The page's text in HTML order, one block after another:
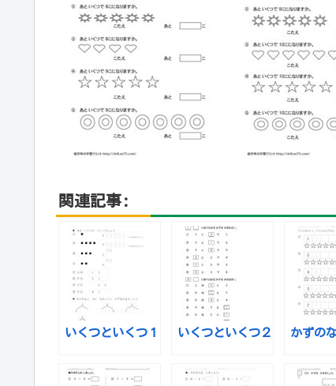
関連記事:
いくつといくつ１ いくつといくつ２ かずの